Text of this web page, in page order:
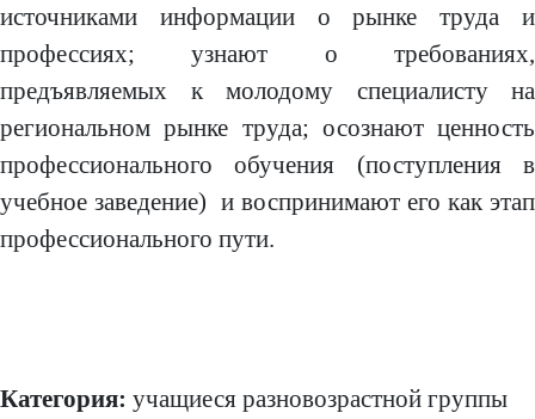
источниками информации о рынке труда и
профессиях; узнают о требованиях,
предъявляемых к молодому специалисту на
региональном рынке труда; осознают ценность
профессионального обучения (поступления в
учебное заведение) и воспринимают его как этап
профессионального пути.
Категория: учащиеся разновозрастной группы